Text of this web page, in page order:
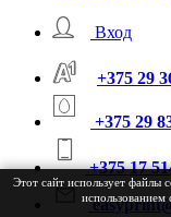
Вход
+375 29
+375 29
+375 17
Этот сайт использует файлы
использованием